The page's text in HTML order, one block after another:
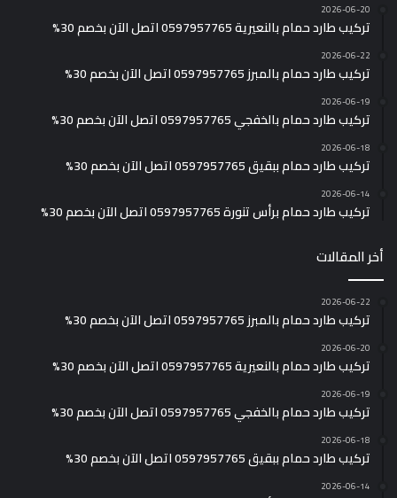
2026-06-20
تركيب طارد حمام بالنعيرية 0597957765 اتصل الآن بخصم 30%
2026-06-22
تركيب طارد حمام بالمبرز 0597957765 اتصل الآن بخصم 30%
2026-06-19
تركيب طارد حمام بالخفجي 0597957765 اتصل الآن بخصم 30%
2026-06-18
تركيب طارد حمام ببقيق 0597957765 اتصل الآن بخصم 30%
2026-06-14
تركيب طارد حمام برأس تنورة 0597957765 اتصل الآن بخصم 30%
أخر المقالات
2026-06-22
تركيب طارد حمام بالمبرز 0597957765 اتصل الآن بخصم 30%
2026-06-20
تركيب طارد حمام بالنعيرية 0597957765 اتصل الآن بخصم 30%
2026-06-19
تركيب طارد حمام بالخفجي 0597957765 اتصل الآن بخصم 30%
2026-06-18
تركيب طارد حمام ببقيق 0597957765 اتصل الآن بخصم 30%
2026-06-14